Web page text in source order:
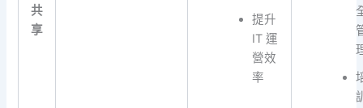
共
享
提升
IT 運
營效
率